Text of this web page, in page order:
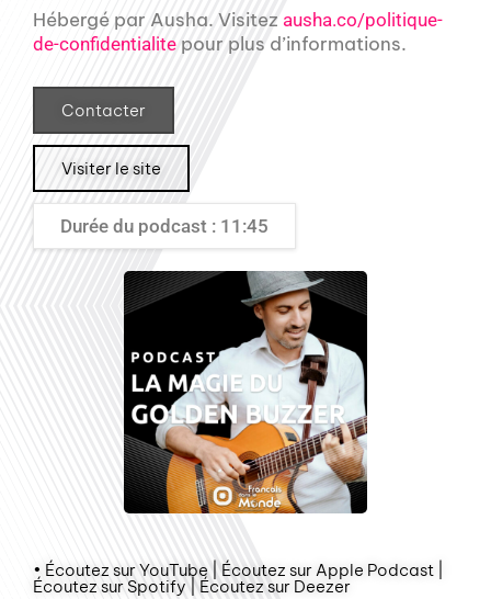
Hébergé par Ausha. Visitez ausha.co/politique-
de-confidentialite pour plus d’informations.
Contacter
Visiter le site
Durée du podcast : 11:45
• Écoutez sur YouTube | Écoutez sur Apple Podcast |
Écoutez sur Spotify | Écoutez sur Deezer